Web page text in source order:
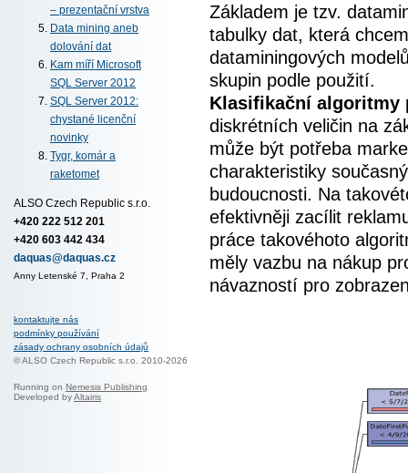
– prezentační vrstva
Data mining aneb
dolování dat
Kam míří Microsoft
SQL Server 2012
SQL Server 2012:
chystané licenční
novinky
Tygr, komár a
raketomet
ALSO Czech Republic s.r.o.
+420 222 512 201
+420 603 442 434
daquas@daquas.cz
Anny Letenské 7, Praha 2
kontaktujte nás
podmínky používání
zásady ochrany osobních údajů
© ALSO Czech Republic s.r.o. 2010-2026
Running on Nemesis Publishing
Developed byAltairis
Základem je tzv.
tabulky dat, která
dataminingových
skupin podle použití.
Klasifikační algoritmy
diskrétních veličin na
může být potřeba
charakteristiky
budoucnosti. Na
efektivněji zacílit
práce takovéhoto
měly vazbu na nákup
návazností pro